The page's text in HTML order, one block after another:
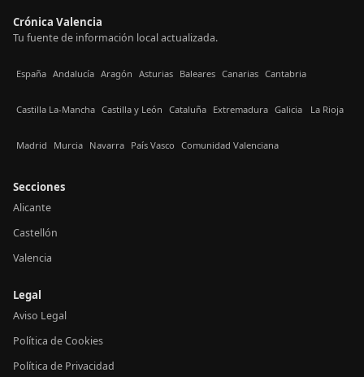
Crónica Valencia
Tu fuente de información local actualizada.
España Andalucía Aragón Asturias Baleares Canarias Cantabria
Castilla La-Mancha Castilla y León Cataluña Extremadura Galicia La Rioja
Madrid Murcia Navarra País Vasco Comunidad Valenciana
Secciones
Alicante
Castellón
Valencia
Legal
Aviso Legal
Política de Cookies
Política de Privacidad